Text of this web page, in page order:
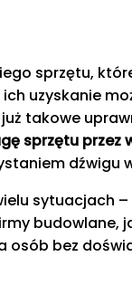
sprzętu,
uzyskanie
takowe
sprzętu
dźwigu
sytuacjach
budowlane,
bez